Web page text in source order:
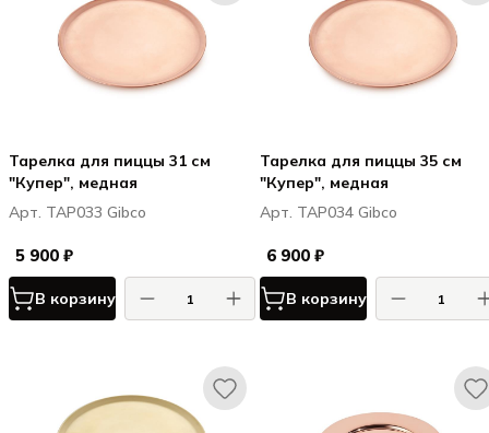
Тарелка для пиццы 31 см
"Купер", медная
Арт. TAP033 Gibco
5 900 ₽
В корзину
Тарелка для пиццы 35 см
"Купер", медная
Арт. TAP034 Gibco
6 900 ₽
В корзину